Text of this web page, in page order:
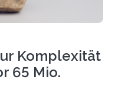
Komplexität
65 Mio.